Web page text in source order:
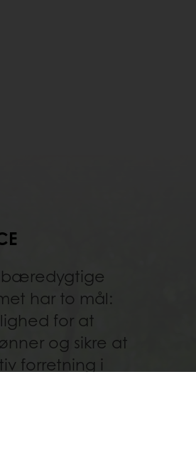
bæredygtige
har to mål:
for at
og sikre at
forretning i